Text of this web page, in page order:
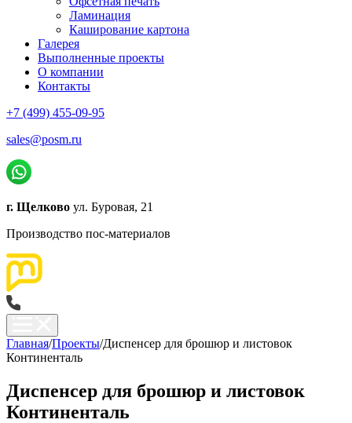
Ламинация
Каширование картона
Галерея
Выполненные проекты
О компании
Контакты
+7 (499) 455-09-95
sales@posm.ru
г. Щелково ул. Буровая, 21
Производство пос-материалов
Главная/Проекты/Диспенсер для брошюр и листовок
Континенталь
Диспенсер для брошюр и листовок
Континенталь